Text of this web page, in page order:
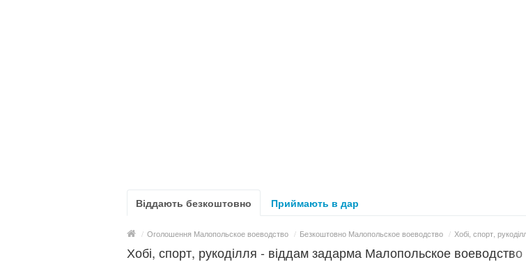
Віддають безкоштовно Приймають в дар
/ Оголошення Малопольское воеводство / Безкоштовно Малопольское воеводство / Хобі, спорт,
Хобі, спорт, рукоділля - віддам задарма Малопольское воеводство